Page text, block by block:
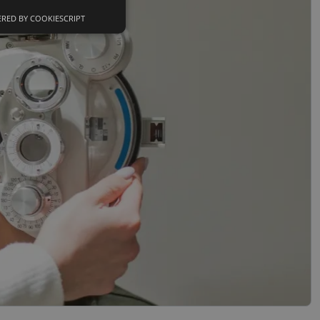
Neklasifikuoti
slapukai
slapukai
Jūsų įrenginį,
Šie slapukai
slapukų
slapukų
dėl
BY COOKIESCRIPT